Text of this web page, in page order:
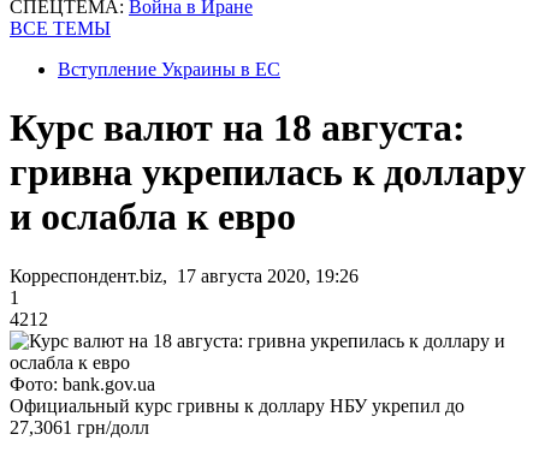
СПЕЦТЕМА: Война в Иране
ВСЕ ТЕМЫ
Вступление Украины в ЕС
Курс валют на 18 августа:
гривна укрепилась к доллару
и ослабла к евро
Корреспондент.biz, 17 августа 2020, 19:26
1
4212
Фото: bank.gov.ua
Официальный курс гривны к доллару НБУ укрепил до
27,3061 грн/долл